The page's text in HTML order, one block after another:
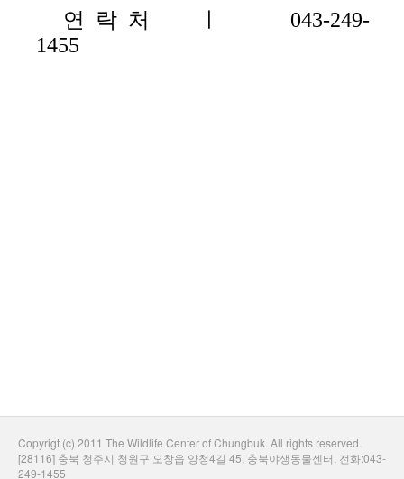
연 락 처 ㅣ 043-249-
1455
Copyrigt (c) 2011 The Wildlife Center of Chungbuk. All rights reserved.
[28116] 충북 청주시 청원구 오창읍 양청4길 45, 충북야생동물센터, 전화:043-
249-1455